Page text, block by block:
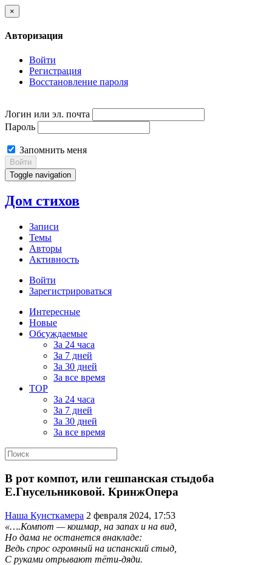
×
Авторизация
Войти
Регистрация
Восстановление пароля
Логин или эл. почта
Пароль
Запомнить меня
Войти
Toggle navigation
Дом стихов
Записи
Темы
Авторы
Активность
Войти
Зарегистрироваться
Интересные
Новые
Обсуждаемые
За 24 часа
За 7 дней
За 30 дней
За все время
TOP
За 24 часа
За 7 дней
За 30 дней
За все время
В рот компот, или гешпанская стыдоба
Е.Гнусельниковой. КринжОпера
Наша Кунсткамера 2 февраля 2024, 17:53
«….Компот — кошмар, на запах и на вид,
Но дама не останется внакладе:
Ведь спрос огромный на испанский стыд,
С руками отрывают тёти-дяди.